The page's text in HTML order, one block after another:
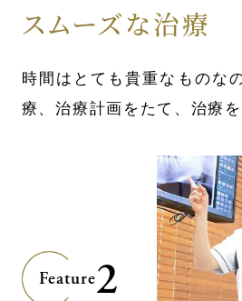
スムーズな治療
時間はとても貴重なものな
療、治療計画をたて、治療
Feature2